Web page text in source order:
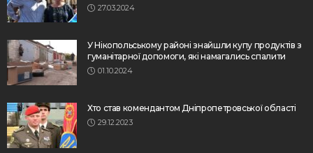
27.03.2024
У Нікопольському районі знайшли купу продуктів з
гуманітарної допомоги, які намагались спалити
01.10.2024
Хто став комендантом Дніпропетровської області
29.12.2023